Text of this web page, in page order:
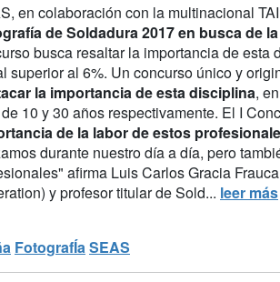
en colaboración con la multinacional
de Soldadura 2017 en busca de
busca resaltar la importancia de
superior al 6%. Un concurso único y
la importancia de esta disciplina,
10 y 30 años respectivamente. El I
de la labor de estos
durante nuestro día a día, pero
afirma Luis Carlos Gracia
y profesor titular de Sold... leer más
FotografÍa SEAS